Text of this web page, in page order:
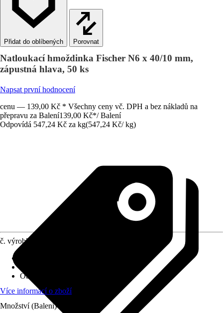
Porovnat
Natloukací hmoždinka Fischer N6 x 40/10 mm,
zápustná hlava, 50 ks
Napsat první hodnocení
cenu — 139,00 Kč * Všechny ceny vč. DPH a bez nákladů na
přepravu za Balení139,00 Kč*/ Balení
Odpovídá 547,24 Kč za kg(547,24 Kč/ kg)
č. výrobku
Obsah
Více informací o zboží
Množství (Balení)